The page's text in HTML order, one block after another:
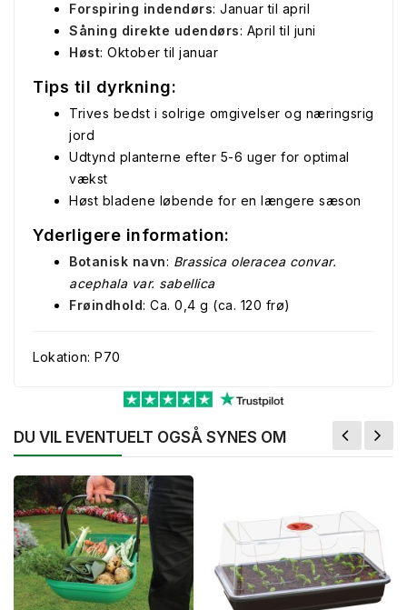
Forspiring indendørs: Januar til april
Såning direkte udendørs: April til juni
Høst: Oktober til januar
Tips til dyrkning:
Trives bedst i solrige omgivelser og næringsrig
jord
Udtynd planterne efter 5-6 uger for optimal
vækst
Høst bladene løbende for en længere sæson
Yderligere information:
Botanisk navn: Brassica oleracea convar.
acephala var. sabellica
Frøindhold: Ca. 0,4 g (ca. 120 frø)
Lokation: P70
DU VIL EVENTUELT OGSÅ SYNES OM